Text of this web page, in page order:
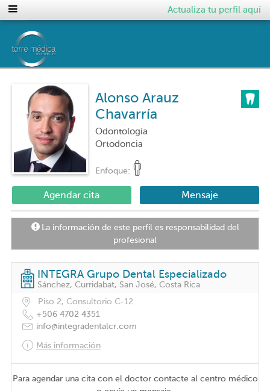
Actualiza tu perfil aquí
Alonso Arauz
Chavarría
Odontología
Ortodoncia
Enfoque:
Agendar cita Mensaje
La información de este perfil es responsabilidad del
profesional
INTEGRA Grupo Dental Especializado
Sánchez, Curridabat, San José, Costa Rica
Piso 2, Consultorio C-12
+506 4702 4351
info@integradentalcr.com
Más información
Para agendar una cita con el doctor contacte al centro médico